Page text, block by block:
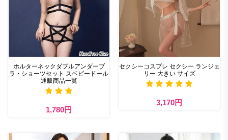
ホルターネックダブルアンダーブ
ラ・ショーツセット スベビードール
通販商品一覧
1,780円
セクシーコスプレ セクシー ランジェ
リー 大きい サイズ
3,170円